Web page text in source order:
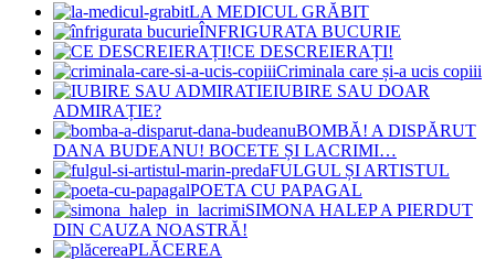
LA MEDICUL GRĂBIT
ÎNFRIGURATA BUCURIE
CE DESCREIERAȚI!
Criminala care și-a ucis copiii
IUBIRE SAU DOAR
ADMIRAȚIE?
BOMBĂ! A DISPĂRUT
DANA BUDEANU! BOCETE ȘI LACRIMI…
FULGUL ȘI ARTISTUL
POETA CU PAPAGAL
SIMONA HALEP A PIERDUT
DIN CAUZA NOASTRĂ!
PLĂCEREA